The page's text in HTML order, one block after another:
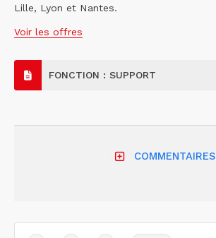
Lille, Lyon et Nantes.
Voir les offres
FONCTION : SUPPORT
COMMENTAIRES